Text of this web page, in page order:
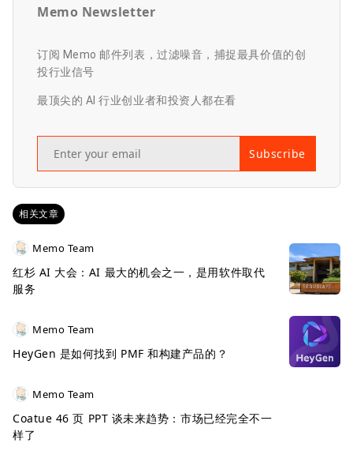
Memo Newsletter
订阅 Memo 邮件列表，过滤噪音，捕捉最具价值的创
投行业信号
最顶尖的 AI 行业创业者和投资人都在看
Subscribe
相关文章
Memo Team
红杉 AI 大会：AI 最大的机会之一，是用软件取代
服务
Memo Team
HeyGen 是如何找到 PMF 和构建产品的？
Memo Team
Coatue 46 页 PPT 谈未来趋势：市场已经完全不一
样了